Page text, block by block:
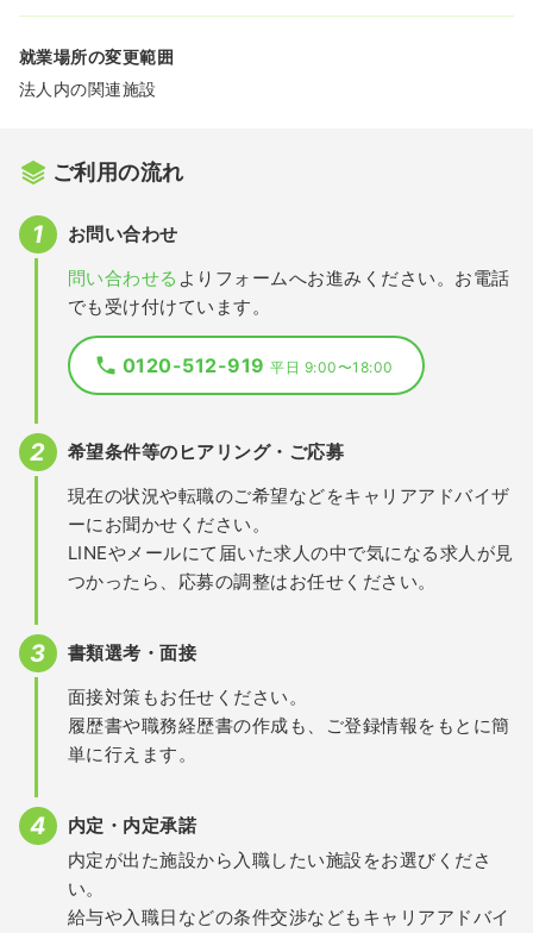
就業場所の変更範囲
法人内の関連施設
ご利用の流れ
お問い合わせ
問い合わせる よりフォームへお進みください。お電話
でも受け付けています。
0120-512-919平日 9:00〜18:00
希望条件等のヒアリング・ご応募
現在の状況や転職のご希望などをキャリアアドバイザ
ーにお聞かせください。
LINEやメールにて届いた求人の中で気になる求人が見
つかったら、応募の調整はお任せください。
書類選考・面接
面接対策もお任せください。
履歴書や職務経歴書の作成も、ご登録情報をもとに簡
単に行えます。
内定・内定承諾
内定が出た施設から入職したい施設をお選びくださ
い。
給与や入職日などの条件交渉などもキャリアアドバイ